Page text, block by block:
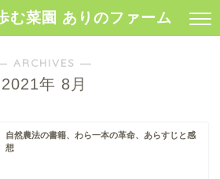
む菜園 ありのファーム
ARCHIVES ―
2021年 8月
自然農法の書籍、わら一本の革命、あらすじと感
想